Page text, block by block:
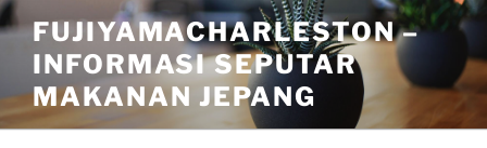
Skip
to
content
FUJIYAMACHARLESTON –
INFORMASI SEPUTAR
MAKANAN JEPANG